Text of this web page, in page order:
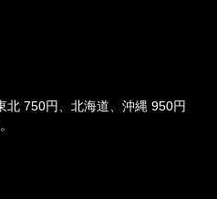
北 750円、北海道、沖縄 950円